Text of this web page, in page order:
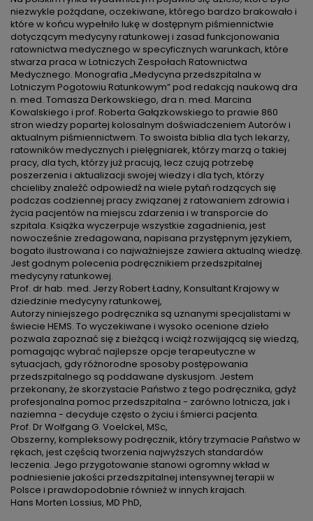
niezwykle pożądane, oczekiwane, którego bardzo brakowało i
które w końcu wypełniło lukę w dostępnym piśmiennictwie
dotyczącym medycyny ratunkowej i zasad funkcjonowania
ratownictwa medycznego w specyficznych warunkach, które
stwarza praca w Lotniczych Zespołach Ratownictwa
Medycznego. Monografia „Medycyna przedszpitalna w
Lotniczym Pogotowiu Ratunkowym” pod redakcją naukową dra
n. med. Tomasza Derkowskiego, dra n. med. Marcina
Kowalskiego i prof. Roberta Gałązkowskiego to prawie 860
stron wiedzy popartej kolosalnym doświadczeniem Autorów i
aktualnym piśmiennictwem. To swoista biblia dla tych lekarzy,
ratowników medycznych i pielęgniarek, którzy marzą o takiej
pracy, dla tych, którzy już pracują, lecz czują potrzebę
poszerzenia i aktualizacji swojej wiedzy i dla tych, którzy
chcieliby znaleźć odpowiedź na wiele pytań rodzących się
podczas codziennej pracy związanej z ratowaniem zdrowia i
życia pacjentów na miejscu zdarzenia i w transporcie do
szpitala. Książka wyczerpuje wszystkie zagadnienia, jest
nowocześnie zredagowana, napisana przystępnym językiem,
bogato ilustrowana i co najważniejsze zawiera aktualną wiedzę.
Jest godnym polecenia podręcznikiem przedszpitalnej
medycyny ratunkowej.
Prof. dr hab. med. Jerzy Robert Ładny, Konsultant Krajowy w
dziedzinie medycyny ratunkowej,
Autorzy niniejszego podręcznika są uznanymi specjalistami w
świecie HEMS. To wyczekiwane i wysoko ocenione dzieło
pozwala zapoznać się z bieżącą i wciąż rozwijającą się wiedzą,
pomagając wybrać najlepsze opcje terapeutyczne w
sytuacjach, gdy różnorodne sposoby postępowania
przedszpitalnego są poddawane dyskusjom. Jestem
przekonany, że skorzystacie Państwo z tego podręcznika, gdyż
profesjonalna pomoc przedszpitalna - zarówno lotnicza, jak i
naziemna - decyduje często o życiu i śmierci pacjenta.
Prof. Dr Wolfgang G. Voelckel, MSc,
Obszerny, kompleksowy podręcznik, który trzymacie Państwo w
rękach, jest częścią tworzenia najwyższych standardów
leczenia. Jego przygotowanie stanowi ogromny wkład w
podniesienie jakości przedszpitalnej intensywnej terapii w
Polsce i prawdopodobnie również w innych krajach.
Hans Morten Lossius, MD PhD,